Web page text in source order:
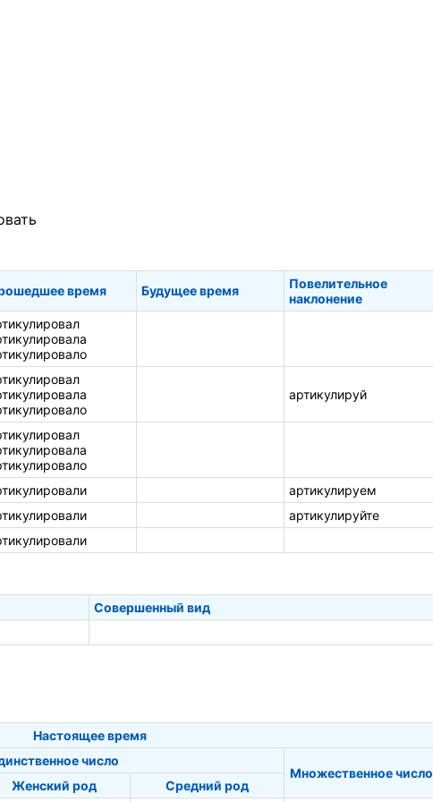
время Будущее время
Повелительное
наклонение
артикулируй
артикулируем
артикулируйте
Совершенный вид
Настоящее время
число
Множественное число
Женский род Средний род